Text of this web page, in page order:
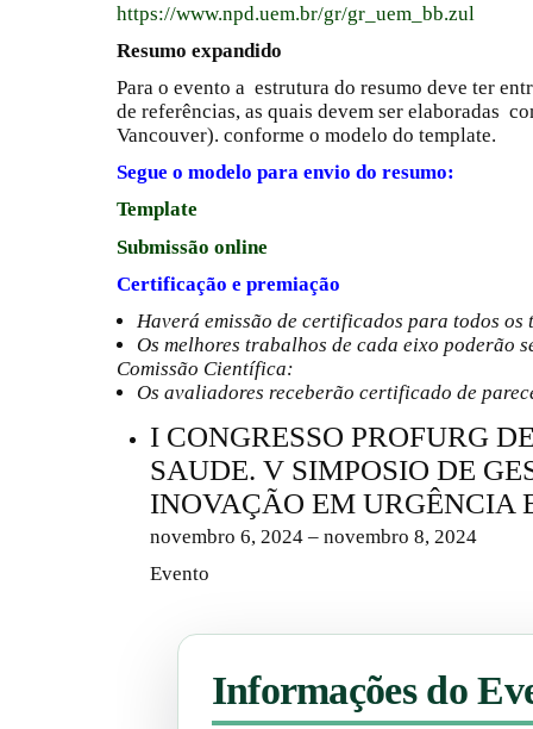
https://www.npd.uem.br/gr/gr_uem_bb.zul
Resumo expandido
Para o evento a estrutura do resumo deve ter
de referências, as quais devem ser elaboradas
Vancouver). conforme o modelo do template.
Segue o modelo para envio do resumo:
Template
Submissão online
Certificação e premiação
Haverá emissão de certificados para todos
Os melhores trabalhos de cada eixo poderão
Comissão Científica:
Os avaliadores receberão certificado de
I CONGRESSO PROFURG
SAUDE. V SIMPOSIO DE
INOVAÇÃO EM URGÊNCIA
novembro 6, 2024 – novembro 8, 2024
Evento
Informações do